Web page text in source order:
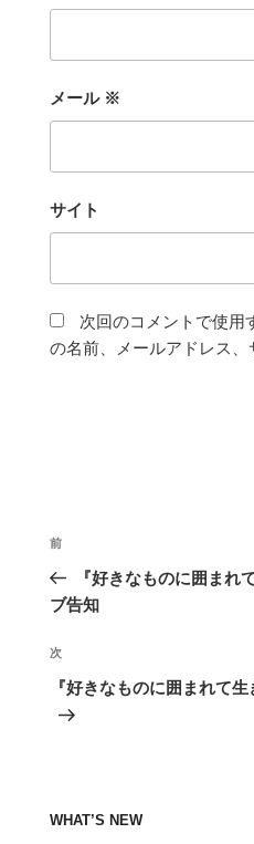
メール ※
サイト
次回のコメントで使用
の名前、メールアドレス、
投
ナ
ゲ
ー
シ
前
の
投
前
『好きなものに囲まれ
ブ告知
次
の
次
『好きなものに囲まれて
WHAT’S NEW